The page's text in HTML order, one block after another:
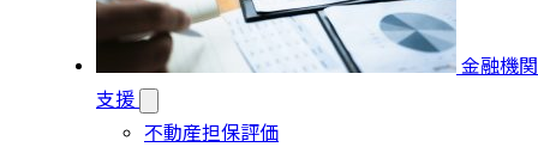
金融機関
支援
不動産担保評価